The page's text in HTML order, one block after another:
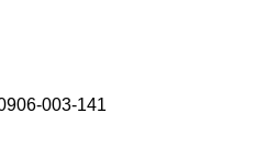
003-141